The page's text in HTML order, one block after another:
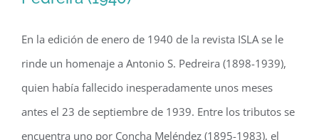
Resaltes Juveniles de Antonio S.
Pedreira (1940)
En la edición de enero de 1940 de la revista ISLA se le
rinde un homenaje a Antonio S. Pedreira (1898-1939),
quien había fallecido inesperadamente unos meses
antes el 23 de septiembre de 1939. Entre los tributos se
encuentra uno por Concha Meléndez (1895-1983), el